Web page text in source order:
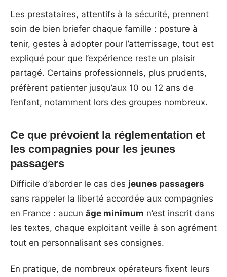
Les prestataires, attentifs à la sécurité, prennent
soin de bien briefer chaque famille : posture à
tenir, gestes à adopter pour l’atterrissage, tout est
expliqué pour que l’expérience reste un plaisir
partagé. Certains professionnels, plus prudents,
préfèrent patienter jusqu’aux 10 ou 12 ans de
l’enfant, notamment lors des groupes nombreux.
Ce que prévoient la réglementation et
les compagnies pour les jeunes
passagers
Difficile d’aborder le cas des jeunes passagers
sans rappeler la liberté accordée aux compagnies
en France : aucun âge minimum n’est inscrit dans
les textes, chaque exploitant veille à son agrément
tout en personnalisant ses consignes.
En pratique, de nombreux opérateurs fixent leurs